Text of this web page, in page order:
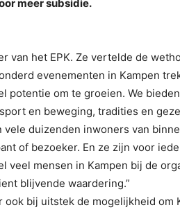
meer subsidie.
van het EPK. Ze vertelde de
evenementen in Kampen
potentie om te groeien. We
en beweging, tradities en
duizenden inwoners van
of bezoeker. En ze zijn voor
veel mensen in Kampen bij de
blijvende waardering.”
ook bij uitstek de mogelijkheid om